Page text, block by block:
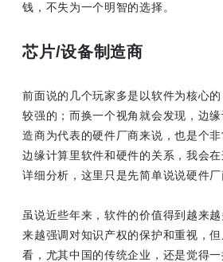
钱，不失为一个明智的选择。
芯片/设备制造商
前面说的几个玩家多是以软件为核心
较强的；而换一个视角就会发现，边
造商为代表的硬件厂商来说，也是个
边缘计算里软件和硬件的关系，我会
详细分析，这里只是先简单说说硬件厂
虽说近些年来，软件的价值得到越来
来越强调对知识产权的保护和重视，
看，尤其中国的传统企业，还是觉得